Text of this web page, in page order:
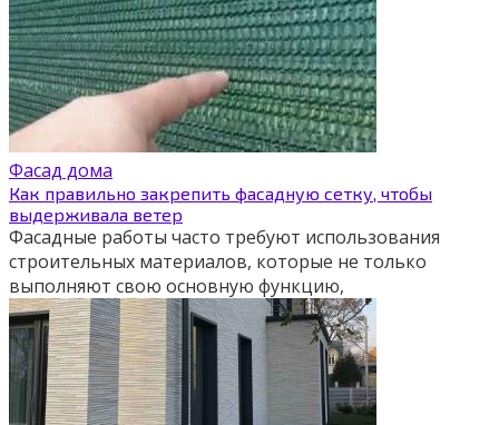
Фасад дома
Как правильно закрепить фасадную сетку, чтобы
выдерживала ветер
Фасадные работы часто требуют использования
строительных материалов, которые не только
выполняют свою основную функцию,